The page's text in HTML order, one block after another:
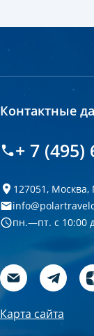
Контактные
+ 7 (495)
127051,
пн.—пт. с 10:00
Карта сайта